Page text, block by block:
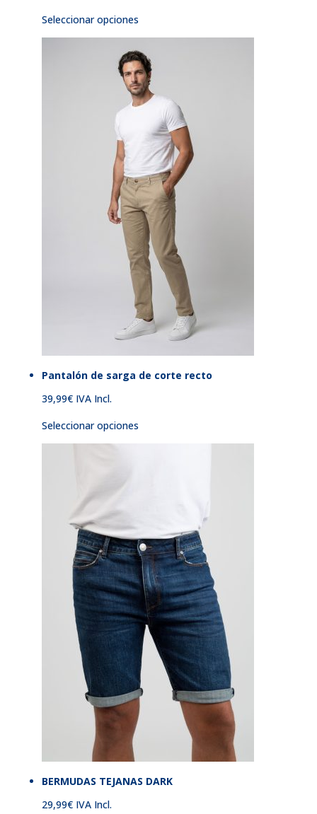
Seleccionar opciones
Pantalón de sarga de corte recto
39,99€ IVA Incl.
Seleccionar opciones
BERMUDAS TEJANAS DARK
29,99€ IVA Incl.